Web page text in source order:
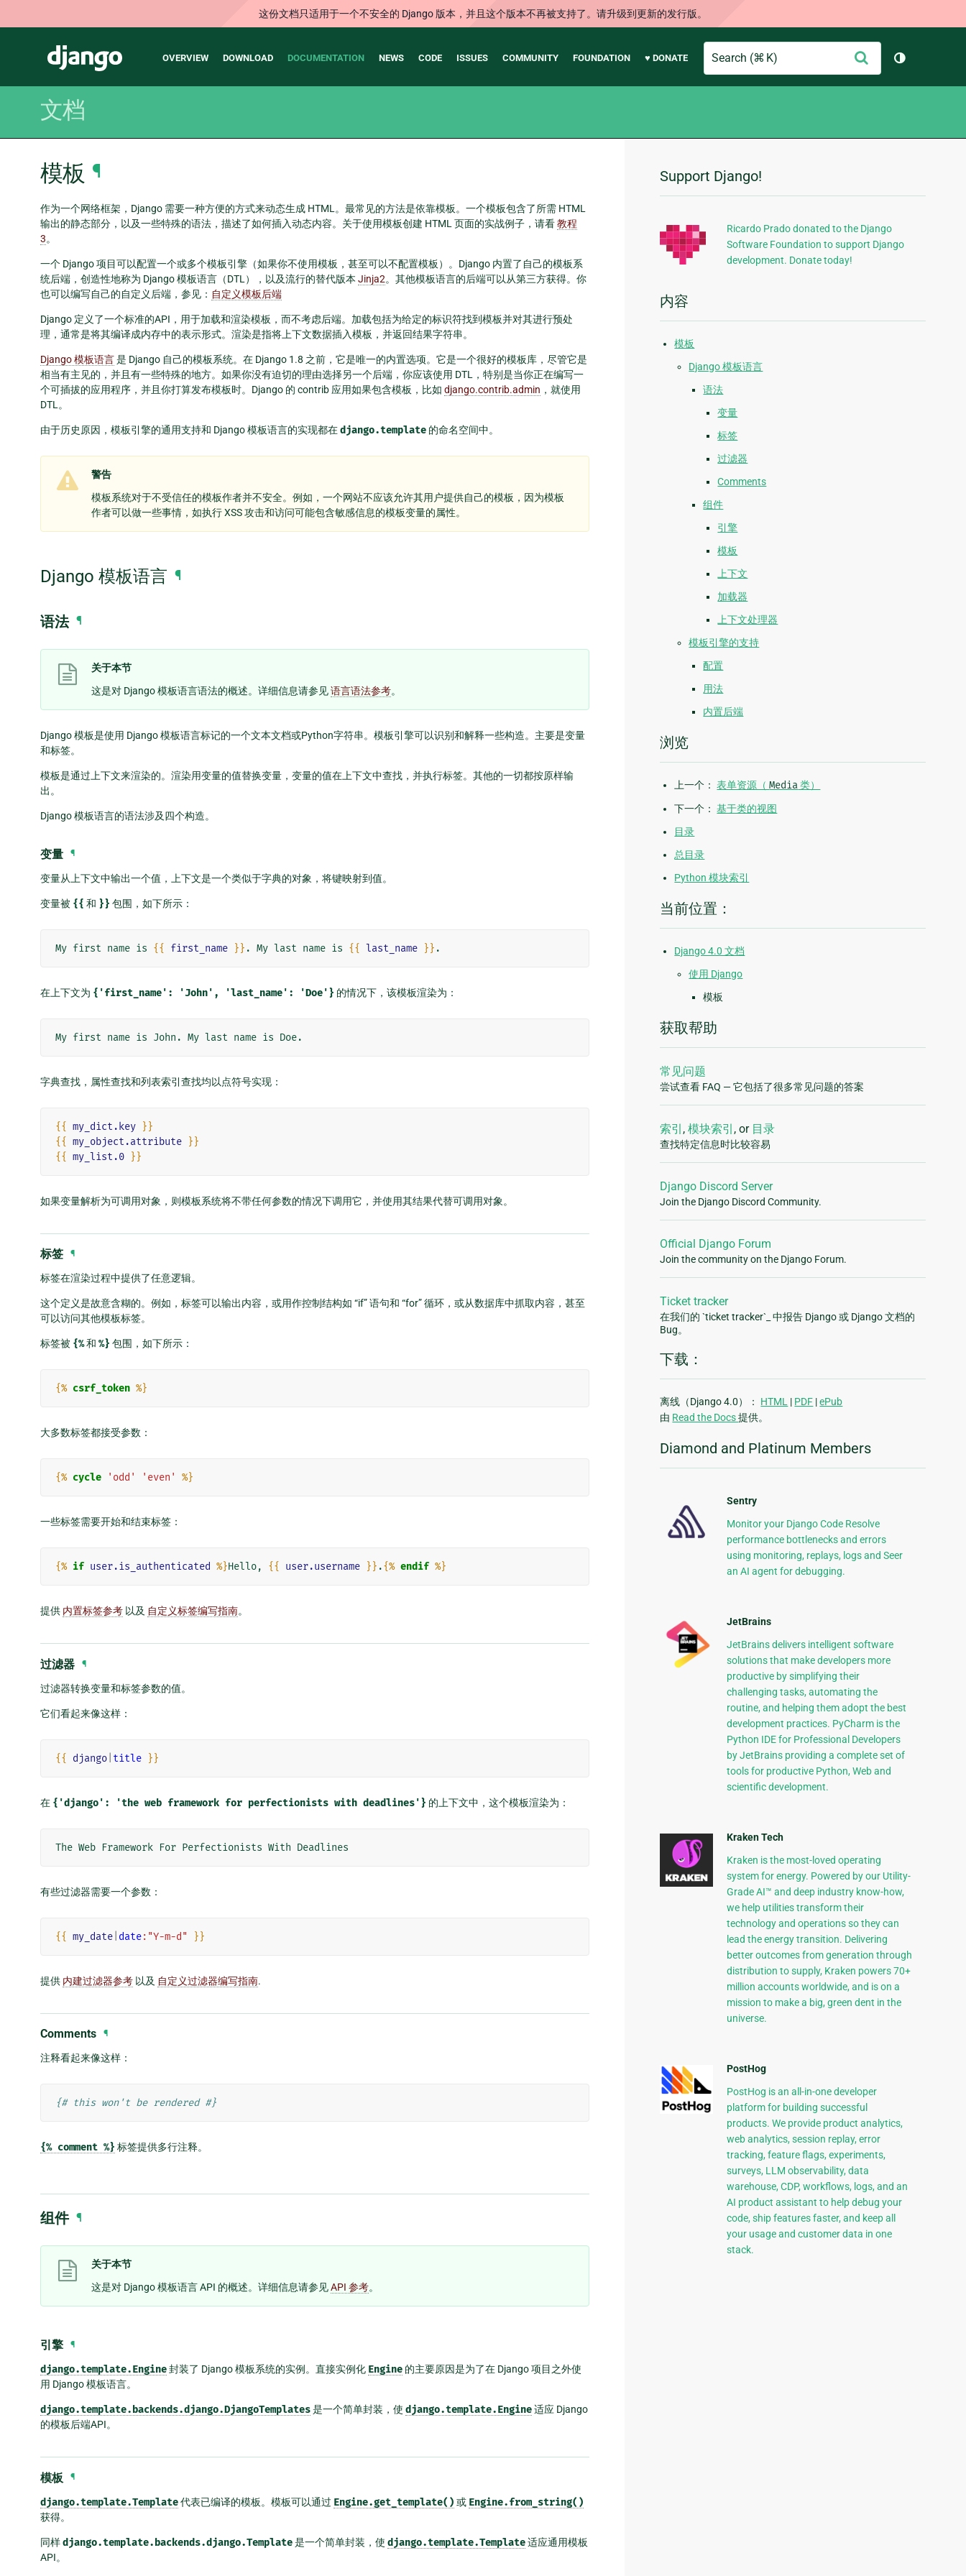
这份文档只适用于一个不安全的 Django 版本，并且这个版本不再被支持了。请升级到更新的发行版。
Django
Main
OVERVIEW DOWNLOAD DOCUMENTATION NEWS CODE ISSUES COMMUNITY FOUNDATION ♥ DONATE
Search
交
切换主题
文档
模板 ¶
作为一个网络框架，Django 需要一种方便的方式来动态生成 HTML。最常见的方法是依靠模板。一个模板包含了所需 HTML
输出的静态部分，以及一些特殊的语法，描述了如何插入动态内容。关于使用模板创建 HTML 页面的实战例子，请看教程
3。
一个 Django 项目可以配置一个或多个模板引擎（如果你不使用模板，甚至可以不配置模板）。Django 内置了自己的模板系
统后端，创造性地称为 Django 模板语言（DTL），以及流行的替代版本 Jinja2。其他模板语言的后端可以从第三方获得。你
也可以编写自己的自定义后端，参见： 自定义模板后端
Django 定义了一个标准的API，用于加载和渲染模板，而不考虑后端。加载包括为给定的标识符找到模板并对其进行预处
理，通常是将其编译成内存中的表示形式。渲染是指将上下文数据插入模板，并返回结果字符串。
Django 模板语言是 Django 自己的模板系统。在 Django 1.8 之前，它是唯一的内置选项。它是一个很好的模板库，尽管它是
相当有主见的，并且有一些特殊的地方。如果你没有迫切的理由选择另一个后端，你应该使用 DTL，特别是当你正在编写一
个可插拔的应用程序，并且你打算发布模板时。Django 的 contrib 应用如果包含模板，比如 django.contrib.admin ，就使用
DTL。
由于历史原因，模板引擎的通用支持和 Django 模板语言的实现都在django.template 的命名空间中。
警告
模板系统对于不受信任的模板作者并不安全。例如，一个网站不应该允许其用户提供自己的模板，因为模板
作者可以做一些事情，如执行 XSS 攻击和访问可能包含敏感信息的模板变量的属性。
Django 模板语言 ¶
语法 ¶
关于本节
这是对 Django 模板语言语法的概述。详细信息请参见语言语法参考。
Django 模板是使用 Django 模板语言标记的一个文本文档或Python字符串。模板引擎可以识别和解释一些构造。主要是变量
和标签。
模板是通过上下文来渲染的。渲染用变量的值替换变量，变量的值在上下文中查找，并执行标签。其他的一切都按原样输
出。
Django 模板语言的语法涉及四个构造。
变量 ¶
变量从上下文中输出一个值，上下文是一个类似于字典的对象，将键映射到值。
变量被 {{ 和 }} 包围，如下所示：
My first name is {{ first_name }} . My last name is {{ last_name }}
在上下文为 {'first_name': 'John', 'last_name': 'Doe'} 的情况下，该模板渲染为：
字典查找，属性查找和列表索引查找均以点符号实现：
{{ my_dict.key }}
{{ my_object.attribute }}
{{ my_list.0 }}
如果变量解析为可调用对象，则模板系统将不带任何参数的情况下调用它，并使用其结果代替可调用对象。
标签 ¶
标签在渲染过程中提供了任意逻辑。
这个定义是故意含糊的。例如，标签可以输出内容，或用作控制结构如 “if” 语句和 “for” 循环，或从数据库中抓取内容，甚至
可以访问其他模板标签。
标签被 {%和 %} 包围，如下所示：
{% csrf_token %}
大多数标签都接受参数：
{% cycle 'odd' 'even' %}
一些标签需要开始和结束标签：
{% if user.is_authenticated %}Hello, {{ user.username }} .{% endif %}
提供 内置标签参考 以及 自定义标签编写指南。
过滤器 ¶
过滤器转换变量和标签参数的值。
它们看起来像这样：
{{ django title }}
在 {'django': 'the web framework for perfectionists with deadlines'} 的上下文中，这个模板渲染为：
有些过滤器需要一个参数：
{{ my_date date:"Y-m-d" }}
提供 内建过滤器参考 以及 自定义过滤器编写指南.
Comments ¶
注释看起来像这样：
{# this won't be rendered #}
{% comment %} 标签提供多行注释。
组件 ¶
关于本节
这是对 Django 模板语言 API 的概述。详细信息请参见API 参考。
引擎 ¶
django.template.Engine封装了 Django 模板系统的实例。直接实例化 Engine 的主要原因是为了在 Django 项目之外使
用 Django 模板语言。
django.template.backends.django.DjangoTemplates是一个简单封装，使 django.template.Engine适应 Django
的模板后端API。
模板 ¶
django.template.Template代表已编译的模板。模板可以通过 Engine.get_template() 或 Engine.from_string()
获得。
同样django.template.backends.django.Template是一个简单封装，使 django.template.Template适应通用模板
API。
附
加
信
息
Support Django!
Ricardo Prado donated to the Django
Software Foundation to support Django
development. Donate today!
内容
模板
Django 模板语言
语法
变量
标签
过滤器
Comments
组件
引擎
模板
上下文
加载器
上下文处理器
模板引擎的支持
配置
用法
内置后端
浏览
上一个：表单资源（Media类）
下一个：基于类的视图
目录
总目录
Python 模块索引
当前位置：
Django 4.0 文档
使用 Django
模板
获取帮助
常见问题
尝试查看 FAQ — 它包括了很多常见问题的答案
索引 ,模块索引 , or 目录
查找特定信息时比较容易
Django Discord Server
Join the Django Discord Community.
Official Django Forum
Join the community on the Django Forum.
Ticket tracker
在我们的 `ticket tracker`_ 中报告 Django 或 Django 文档的
Bug。
下载：
离线（Django 4.0）： HTML | PDF |ePub
由 Read the Docs提供。
Diamond and Platinum Members
Sentry
Monitor your Django Code Resolve
performance bottlenecks and errors
using monitoring, replays, logs and Seer
an AI agent for debugging.
JetBrains
JetBrains delivers intelligent software
solutions that make developers more
productive by simplifying their
challenging tasks, automating the
routine, and helping them adopt the best
development practices. PyCharm is the
Python IDE for Professional Developers
by JetBrains providing a complete set of
tools for productive Python, Web and
scientific development.
Kraken Tech
Kraken is the most-loved operating
system for energy. Powered by our Utility-
Grade AI™ and deep industry know-how,
we help utilities transform their
technology and operations so they can
lead the energy transition. Delivering
better outcomes from generation through
distribution to supply, Kraken powers 70+
million accounts worldwide, and is on a
mission to make a big, green dent in the
universe.
PostHog
PostHog is an all-in-one developer
platform for building successful
products. We provide product analytics,
web analytics, session replay, error
tracking, feature flags, experiments,
surveys, LLM observability, data
warehouse, CDP, workflows, logs, and an
AI product assistant to help debug your
code, ship features faster, and keep all
your usage and customer data in one
stack.